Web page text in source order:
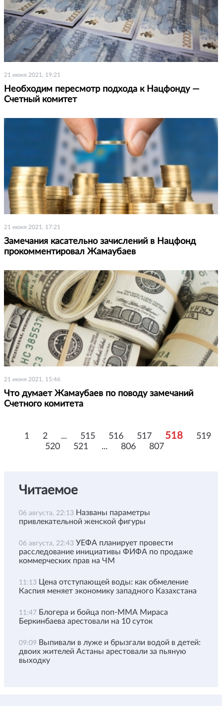
21 июня 2021, 19:21
Необходим пересмотр подхода к Нацфонду —
Счетный комитет
21 июня 2021, 17:21
Замечания касательно зачислений в Нацфонд
прокомментировал Жамаубаев
21 июня 2021, 15:46
Что думает Жамаубаев по поводу замечаний
Счетного комитета
1 2 ... 515 516 517 518
519
520
521 ... 806 807
Читаемое
06 августа, 22:13 Названы параметры
привлекательной женской фигуры
06 августа, 22:43 УЕФА планирует провести
расследование инициативы ФИФА по продаже
коммерческих прав на ЧМ
11:13 Цена отступающей воды: как обмеление
Каспия меняет экономику западного Казахстана
11:47 Блогера и бойца поп-ММА Мираса
Беркинбаева арестовали на 10 суток
09:09 Выпивали в луже и брызгали водой в детей:
двоих жителей Астаны арестовали за пьяную
выходку